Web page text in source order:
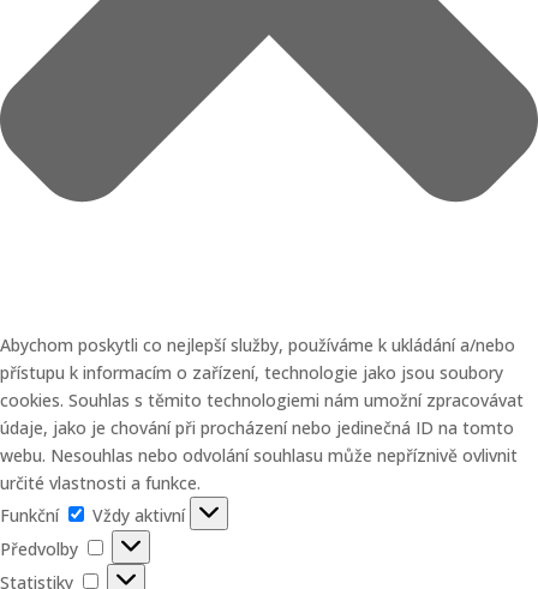
Abychom poskytli co nejlepší služby, používáme k ukládání a/nebo
přístupu k informacím o zařízení, technologie jako jsou soubory
cookies. Souhlas s těmito technologiemi nám umožní zpracovávat
údaje, jako je chování při procházení nebo jedinečná ID na tomto
webu. Nesouhlas nebo odvolání souhlasu může nepříznivě ovlivnit
určité vlastnosti a funkce.
Funkční
Funkční
Vždy aktivní
Předvolby
Předvolby
Statistiky
Statistiky